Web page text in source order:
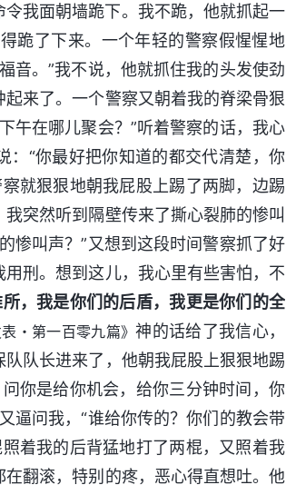
我面朝墙跪下。我不跪，他就抓起一
跪了下来。一个年轻的警察假惺惺地
音。”我不说，他就抓住我的头发使劲
来了。一个警察又朝着我的脊梁骨狠
午在哪儿聚会？”听着警察的话，我心
：“你最好把你知道的都交代清楚，你
就狠狠地朝我屁股上踢了两脚，边踢
突然听到隔壁传来了撕心裂肺的惨叫
惨叫声？”又想到这段时间警察抓了好
刑。想到这儿，我心里有些害怕，不
，我是你们的后盾，我更是你们的全
・第一百零九篇》神的话给了我信心，
队长进来了，他朝我屁股上狠狠地踢
你是给你机会，给你三分钟时间，你
逼问我，“谁给你传的？你们的教会带
着我的后背猛地打了两棍，又照着我
翻滚，特别的疼，恶心得直想吐。他